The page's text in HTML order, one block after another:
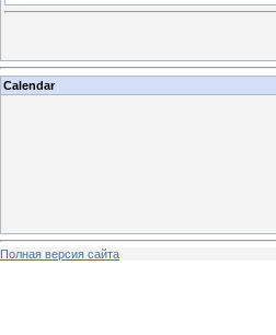
Calendar
Полная версия сайта